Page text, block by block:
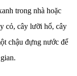
trong nhà hoặc
cỏ, cây lưỡi hổ, cây
chậu đựng nước để